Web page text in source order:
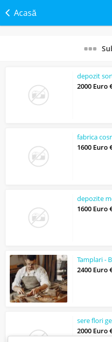
Acasă
depozit
2000 Euro
fabrica
1600 Euro
depozite
1600 Euro
Tamplari -
2400 Euro
sere flori
2000 Euro